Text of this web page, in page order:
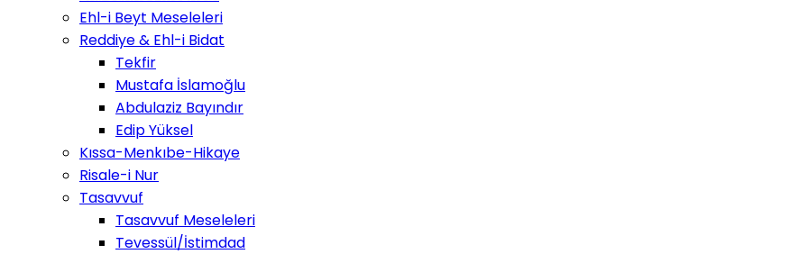
Ehl-i Beyt Meseleleri
Reddiye & Ehl-i Bidat
Tekfir
Mustafa İslamoğlu
Abdulaziz Bayındır
Edip Yüksel
Kıssa-Menkıbe-Hikaye
Risale-i Nur
Tasavvuf
Tasavvuf Meseleleri
Tevessül/İstimdad